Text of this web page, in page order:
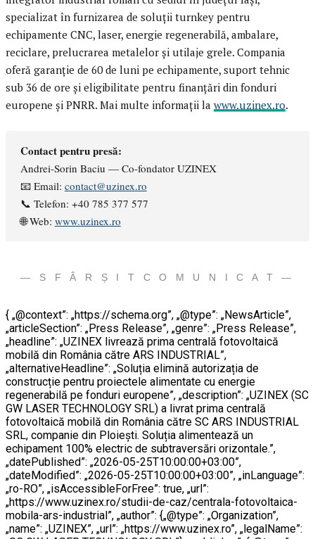
specializat în furnizarea de soluții turnkey pentru
echipamente CNC, laser, energie regenerabilă, ambalare,
reciclare, prelucrarea metalelor și utilaje grele. Compania
oferă garanție de 60 de luni pe echipamente, suport tehnic
sub 36 de ore și eligibilitate pentru finanțări din fonduri
europene și PNRR. Mai multe informații la www.uzinex.ro.
Contact pentru presă:
Andrei-Sorin Baciu — Co-fondator UZINEX
📧 Email: contact@uzinex.ro
📞 Telefon: +40 785 377 577
🌐 Web: www.uzinex.ro
— S F Â R Ș I T C O M U N I C A T —
{ „@context”: „https://schema.org”, „@type”: „NewsArticle”,
„articleSection”: „Press Release”, „genre”: „Press Release”,
„headline”: „UZINEX livrează prima centrală fotovoltaică
mobilă din România către ARS INDUSTRIAL”,
„alternativeHeadline”: „Soluția elimină autorizația de
construcție pentru proiectele alimentate cu energie
regenerabilă pe fonduri europene”, „description”: „UZINEX (SC
GW LASER TECHNOLOGY SRL) a livrat prima centrală
fotovoltaică mobilă din România către SC ARS INDUSTRIAL
SRL, companie din Ploiești. Soluția alimentează un
echipament 100% electric de subtraversări orizontale.”,
„datePublished”: „2026-05-25T10:00:00+03:00”,
„dateModified”: „2026-05-25T10:00:00+03:00”, „inLanguage”:
„ro-RO”, „isAccessibleForFree”: true, „url”:
„https://www.uzinex.ro/studii-de-caz/centrala-fotovoltaica-
mobila-ars-industrial”, „author”: {„@type”: „Organization”,
„name”: „UZINEX”, „url”: „https://www.uzinex.ro”, „legalName”: